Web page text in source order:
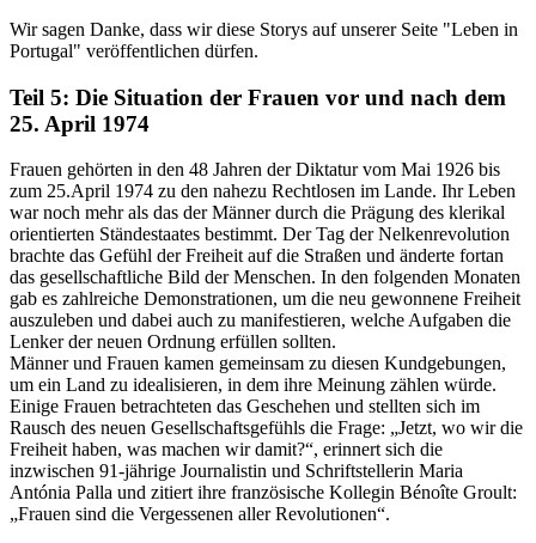
Wir sagen Danke, dass wir diese Storys auf unserer Seite "Leben in
Portugal" veröffentlichen dürfen.
Teil 5: Die Situation der Frauen vor und nach dem
25. April 1974
Frauen gehörten in den 48 Jahren der Diktatur vom Mai 1926 bis
zum 25.April 1974 zu den nahezu Rechtlosen im Lande. Ihr Leben
war noch mehr als das der Männer durch die Prägung des klerikal
orientierten Ständestaates bestimmt. Der Tag der Nelkenrevolution
brachte das Gefühl der Freiheit auf die Straßen und änderte fortan
das gesellschaftliche Bild der Menschen. In den folgenden Monaten
gab es zahlreiche Demonstrationen, um die neu gewonnene Freiheit
auszuleben und dabei auch zu manifestieren, welche Aufgaben die
Lenker der neuen Ordnung erfüllen sollten.
Männer und Frauen kamen gemeinsam zu diesen Kundgebungen,
um ein Land zu idealisieren, in dem ihre Meinung zählen würde.
Einige Frauen betrachteten das Geschehen und stellten sich im
Rausch des neuen Gesellschaftsgefühls die Frage: „Jetzt, wo wir die
Freiheit haben, was machen wir damit?“, erinnert sich die
inzwischen 91-jährige Journalistin und Schriftstellerin Maria
Antónia Palla und zitiert ihre französische Kollegin Bénoîte Groult:
„Frauen sind die Vergessenen aller Revolutionen“.